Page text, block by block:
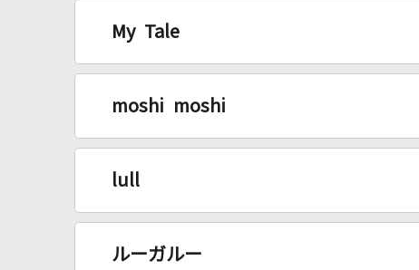
My Tale
moshi moshi
lull
ルーガルー